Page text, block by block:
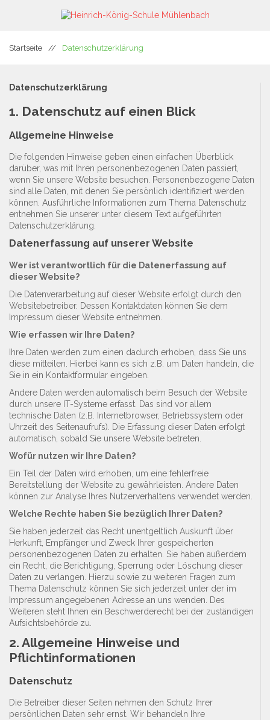
Startseite // Datenschutzerklärung
Datenschutzerklärung
1. Datenschutz auf einen Blick
Allgemeine Hinweise
Die folgenden Hinweise geben einen einfachen Überblick
darüber, was mit Ihren personenbezogenen Daten passiert,
wenn Sie unsere Website besuchen. Personenbezogene Daten
sind alle Daten, mit denen Sie persönlich identifiziert werden
können. Ausführliche Informationen zum Thema Datenschutz
entnehmen Sie unserer unter diesem Text aufgeführten
Datenschutzerklärung.
Datenerfassung auf unserer Website
Wer ist verantwortlich für die Datenerfassung auf
dieser Website?
Die Datenverarbeitung auf dieser Website erfolgt durch den
Websitebetreiber. Dessen Kontaktdaten können Sie dem
Impressum dieser Website entnehmen.
Wie erfassen wir Ihre Daten?
Ihre Daten werden zum einen dadurch erhoben, dass Sie uns
diese mitteilen. Hierbei kann es sich z.B. um Daten handeln, die
Sie in ein Kontaktformular eingeben.
Andere Daten werden automatisch beim Besuch der Website
durch unsere IT-Systeme erfasst. Das sind vor allem
technische Daten (z.B. Internetbrowser, Betriebssystem oder
Uhrzeit des Seitenaufrufs). Die Erfassung dieser Daten erfolgt
automatisch, sobald Sie unsere Website betreten.
Wofür nutzen wir Ihre Daten?
Ein Teil der Daten wird erhoben, um eine fehlerfreie
Bereitstellung der Website zu gewährleisten. Andere Daten
können zur Analyse Ihres Nutzerverhaltens verwendet werden.
Welche Rechte haben Sie bezüglich Ihrer Daten?
Sie haben jederzeit das Recht unentgeltlich Auskunft über
Herkunft, Empfänger und Zweck Ihrer gespeicherten
personenbezogenen Daten zu erhalten. Sie haben außerdem
ein Recht, die Berichtigung, Sperrung oder Löschung dieser
Daten zu verlangen. Hierzu sowie zu weiteren Fragen zum
Thema Datenschutz können Sie sich jederzeit unter der im
Impressum angegebenen Adresse an uns wenden. Des
Weiteren steht Ihnen ein Beschwerderecht bei der zuständigen
Aufsichtsbehörde zu.
2. Allgemeine Hinweise und
Pflichtinformationen
Datenschutz
Die Betreiber dieser Seiten nehmen den Schutz Ihrer
persönlichen Daten sehr ernst. Wir behandeln Ihre